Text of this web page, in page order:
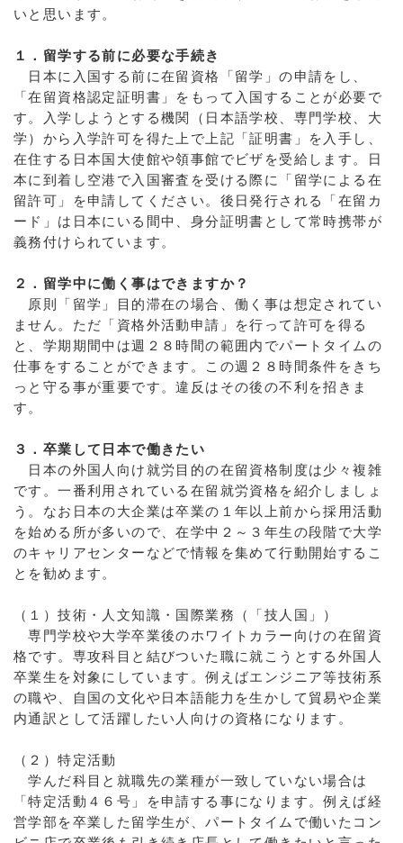
いと思います。
１．留学する前に必要な手続き
日本に入国する前に在留資格「留学」の申請をし、
「在留資格認定証明書」をもって入国することが必要で
す。入学しようとする機関（日本語学校、専門学校、大
学）から入学許可を得た上で上記「証明書」を入手し、
在住する日本国大使館や領事館でビザを受給します。日
本に到着し空港で入国審査を受ける際に「留学による在
留許可」を申請してください。後日発行される「在留カ
ード」は日本にいる間中、身分証明書として常時携帯が
義務付けられています。
２．留学中に働く事はできますか？
原則「留学」目的滞在の場合、働く事は想定されてい
ません。ただ「資格外活動申請」を行って許可を得る
と、学期期間中は週２８時間の範囲内でパートタイムの
仕事をすることができます。この週２８時間条件をきち
っと守る事が重要です。違反はその後の不利を招きま
す。
３．卒業して日本で働きたい
日本の外国人向け就労目的の在留資格制度は少々複雑
です。一番利用されている在留就労資格を紹介しましょ
う。なお日本の大企業は卒業の１年以上前から採用活動
を始める所が多いので、在学中２～３年生の段階で大学
のキャリアセンターなどで情報を集めて行動開始するこ
とを勧めます。
（１）技術・人文知識・国際業務（「技人国」）
専門学校や大学卒業後のホワイトカラー向けの在留資
格です。専攻科目と結びついた職に就こうとする外国人
卒業生を対象にしています。例えばエンジニア等技術系
の職や、自国の文化や日本語能力を生かして貿易や企業
内通訳として活躍したい人向けの資格になります。
（２）特定活動
学んだ科目と就職先の業種が一致していない場合は
「特定活動４６号」を申請する事になります。例えば経
営学部を卒業した留学生が、パートタイムで働いたコン